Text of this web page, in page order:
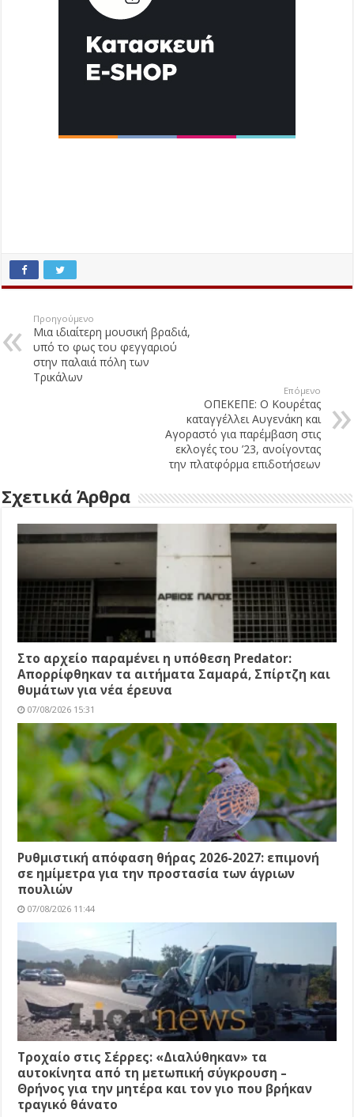
Προηγούμενο
Μια ιδιαίτερη μουσική βραδιά,
υπό το φως του φεγγαριού
στην παλαιά πόλη των
Τρικάλων
Επόμενο
ΟΠΕΚΕΠΕ: Ο Κουρέτας
καταγγέλλει Αυγενάκη και
Αγοραστό για παρέμβαση στις
εκλογές του ’23, ανοίγοντας
την πλατφόρμα επιδοτήσεων
Σχετικά Άρθρα
Στο αρχείο παραμένει η υπόθεση Predator:
Απορρίφθηκαν τα αιτήματα Σαμαρά, Σπίρτζη και
θυμάτων για νέα έρευνα
07/08/2026 15:31
Ρυθμιστική απόφαση θήρας 2026-2027: επιμονή
σε ημίμετρα για την προστασία των άγριων
πουλιών
07/08/2026 11:44
Τροχαίο στις Σέρρες: «Διαλύθηκαν» τα
αυτοκίνητα από τη μετωπική σύγκρουση –
Θρήνος για την μητέρα και τον γιο που βρήκαν
τραγικό θάνατο